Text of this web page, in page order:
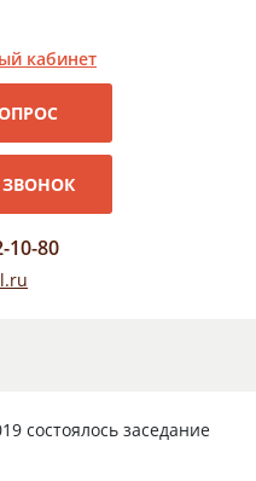
10-80
кабинет
состоялось заседание